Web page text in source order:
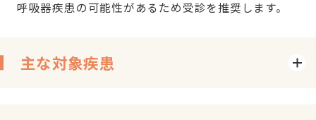
呼吸器疾患の可能性があるため受診を推奨します。
主な対象疾患